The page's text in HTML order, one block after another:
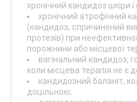
хронічний кандидоз шкіри
хронічний атрофічний
(кандидоз, спричинений
протезів) при
порожнини або місцевої
вагінальний кандидоз,
коли місцева терапія не є
кандидозний баланіт,
доцільною;